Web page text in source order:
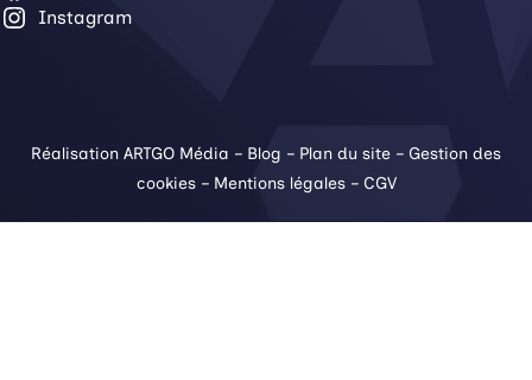
Instagram
Réalisation ARTGO Média – Blog – Plan du site – Gestion des
cookies– Mentions légales– CGV